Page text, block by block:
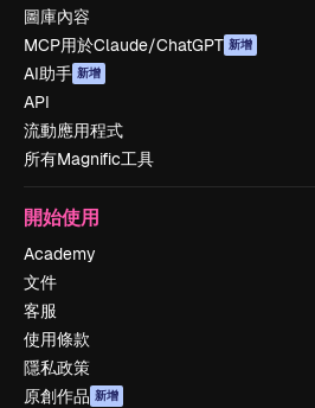
圖庫內容
MCP用於Claude/ChatGPT 新增
AI助手 新增
API
流動應用程式
所有Magnific工具
開始使用
Academy
文件
客服
使用條款
隱私政策
原創作品 新增